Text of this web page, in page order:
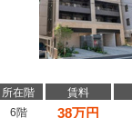
所在階 賃料
6階
38万円